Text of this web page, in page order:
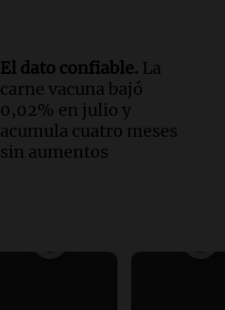
El dato confiable. La
carne vacuna bajó
0,02% en julio y
acumula cuatro meses
sin aumentos